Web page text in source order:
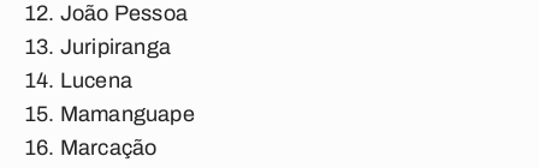
João Pessoa
Juripiranga
Lucena
Mamanguape
Marcação